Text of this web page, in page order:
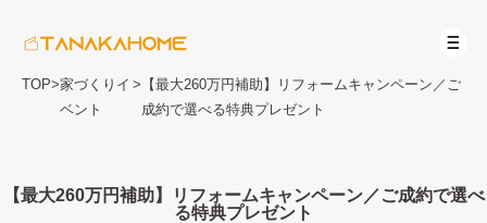
TOP>家づくりイ
ベント
> 【最大260万円補助】リフォームキャンペーン／ご
成約で選べる特典プレゼント
【最大260万円補助】リフォームキャンペーン／ご成約で選べ
る特典プレゼント